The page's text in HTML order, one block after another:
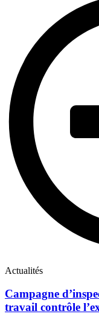
Actualités
Campagne
travail contrôle